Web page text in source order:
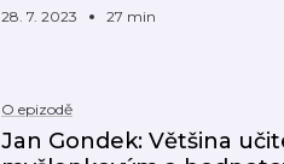
28. 7. 2023 27 min
O epizodě
Jan Gondek: Většina